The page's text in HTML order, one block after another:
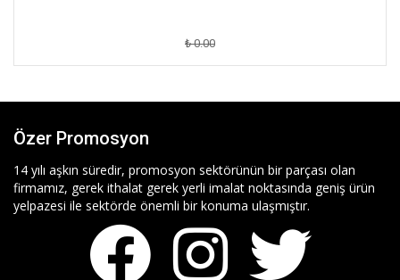
₺ 0.00
Özer Promosyon
14 yılı aşkın süredir, promosyon sektörünün bir parçası olan
firmamız, gerek ithalat gerek yerli imalat noktasında geniş ürün
yelpazesi ile sektörde önemli bir konuma ulaşmıştır.